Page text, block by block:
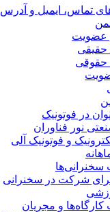
تماس، ایمیل و آدرس
در فوتونیک
نور فناوران
و فوتونیک آلی
شرکت در سخنرانی
و مجریان